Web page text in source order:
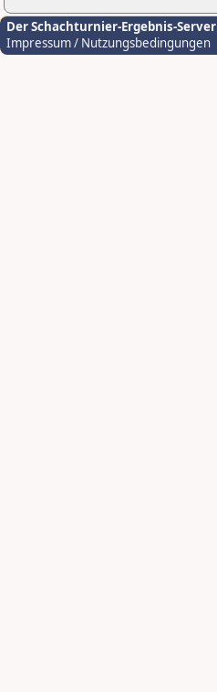
Der Schachturnier-Ergebnis-Server
Impressum / Nutzungsbedingungen